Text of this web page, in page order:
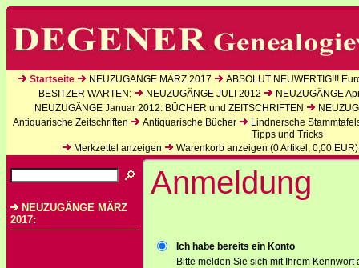
Startseite NEUZUGÄNGE MÄRZ 2017
ABSOLUT NEUWERTIG!!!
BESITZER WARTEN:
NEUZUGÄNGE JULI 2012
NEUZUGÄNGE
NEUZUGÄNGE Januar 2012: BÜCHER und ZEITSCHRIFTEN
Antiquarische Zeitschriften
Antiquarische Bücher
Lindnersche
Tipps und Tricks
Merkzettel anzeigen
Warenkorb anzeigen (0Artikel, 0,00 EUR)
NEUZUGÄNGE MÄRZ
2017:
Anmeldung
Ich habe bereits ein Konto
Bitte melden Sie sich mit Ihrem Kennwort